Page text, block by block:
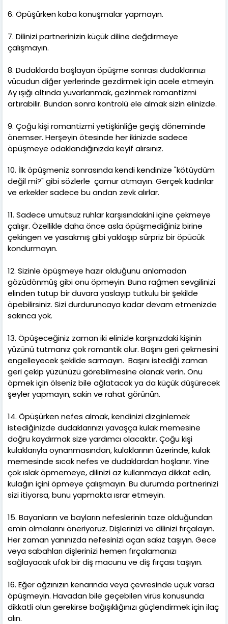
6. Öpüşürken kaba konuşmalar yapmayın.
7. Dilinizi partnerinizin küçük diline değdirmeye
çalışmayın.
8. Dudaklarda başlayan öpüşme sonrası dudaklarınızı
vücudun diğer yerlerinde gezdirmek için acele etmeyin.
Ay ışığı altında yuvarlanmak, gezinmek romantizmi
artırabilir. Bundan sonra kontrolü ele almak sizin elinizde.
9. Çoğu kişi romantizmi yetişkinliğe geçiş döneminde
önemser. Herşeyin ötesinde her ikinizde sadece
öpüşmeye odaklandığınızda keyif alırsınız.
10. İlk öpüşmeniz sonrasında kendi kendinize "kötüydüm
değil mi?" gibi sözlerle çamur atmayın. Gerçek kadınlar
ve erkekler sadece bu andan zevk alırlar.
11. Sadece umutsuz ruhlar karşısındakini içine çekmeye
çalışır. Özellikle daha önce asla öpüşmediğiniz birine
çekingen ve yasakmış gibi yaklaşıp sürpriz bir öpücük
kondurmayın.
12. Sizinle öpüşmeye hazır olduğunu anlamadan
gözüdönmüş gibi onu öpmeyin. Buna rağmen sevgilinizi
elinden tutup bir duvara yaslayıp tutkulu bir şekilde
öpebilirsiniz. Sizi durduruncaya kadar devam etmenizde
sakınca yok.
13. Öpüşeceğiniz zaman iki elinizle karşınızdaki kişinin
yüzünü tutmanız çok romantik olur. Başını geri çekmesini
engelleyecek şekilde sarmayın. Başını istediği zaman
geri çekip yüzünüzü görebilmesine olanak verin. Onu
öpmek için ölseniz bile ağlatacak ya da küçük düşürecek
şeyler yapmayın, sakin ve rahat görünün.
14. Öpüşürken nefes almak, kendinizi dizginlemek
istediğinizde dudaklarınızı yavaşça kulak memesine
doğru kaydırmak size yardımcı olacaktır. Çoğu kişi
kulaklarıyla oynanmasından, kulaklarının üzerinde, kulak
memesinde sıcak nefes ve dudaklardan hoşlanır. Yine
çok ıslak öpmemeye, dilinizi az kullanmaya dikkat edin,
kulağın içini öpmeye çalışmayın. Bu durumda partnerinizi
sizi itiyorsa, bunu yapmakta ısrar etmeyin.
15. Bayanların ve bayların nefeslerinin taze olduğundan
emin olmalarını öneriyoruz. Dişlerinizi ve dilinizi fırçalayın.
Her zaman yanınızda nefesinizi açan sakız taşıyın. Gece
veya sabahları dişlerinizi hemen fırçalamanızı
sağlayacak ufak bir diş macunu ve diş fırçası taşıyın.
16. Eğer ağzınızın kenarında veya çevresinde uçuk varsa
öpüşmeyin. Havadan bile geçebilen virüs konusunda
dikkatli olun gerekirse bağışıklığınızı güçlendirmek için ilaç
alın.